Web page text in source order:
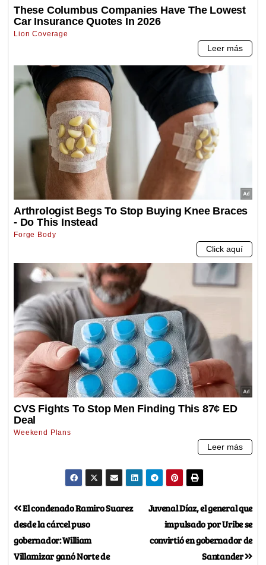
Juvenal Díaz, el general que
impulsado por Uribe se
convirtió en gobernador de
Santander
El condenado Ramiro Suarez
desde la cárcel puso
gobernador: William
Villamizar ganó Norte de